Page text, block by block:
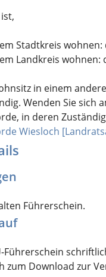
Stadtkreis
Landkreis wohnen:
in einem
Wenden Sie sich
in deren
Wiesloch
Führerschein.
Führerschein
zum Download zur